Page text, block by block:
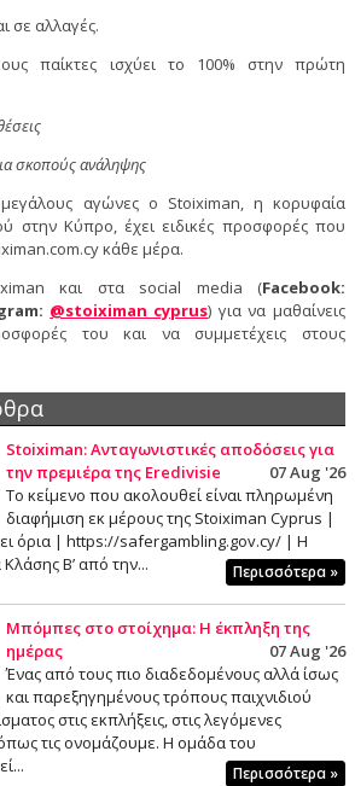
σε αλλαγές.
παίκτες ισχύει το 100% στην πρώτη
σκοπούς ανάληψης
αγώνες ο Stoiximan, η κορυφαία
στην Κύπρο, έχει ειδικές προσφορές που
κάθε μέρα.
και στα social media (Facebook:
@stoiximan_cyprus) για να μαθαίνεις
του και να συμμετέχεις στους
Stoiximan: Ανταγωνιστικές αποδόσεις για
την πρεμιέρα της Eredivisie
07 Aug '26
Το κείμενο που ακολουθεί είναι πληρωμένη
διαφήμιση εκ μέρους της Stoiximan Cyprus |
όρια | https://safergambling.gov.cy/ | Η
Β’ από την...
Περισσότερα »
Μπόμπες στο στοίχημα: Η έκπληξη της
ημέρας
07 Aug '26
Ένας από τους πιο διαδεδομένους αλλά ίσως
και παρεξηγημένους τρόπους παιχνιδιού
στις εκπλήξεις, στις λεγόμενες
τις ονομάζουμε. Η ομάδα του
Περισσότερα »